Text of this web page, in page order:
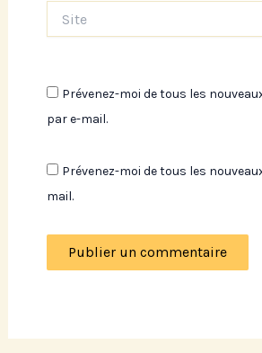
Prévenez-moi de tous les
par e-mail.
Prévenez-moi de tous les
mail.